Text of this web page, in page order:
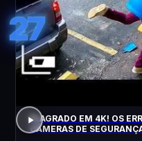
27
FLAGRADO EM 4K! OS
CÂMERAS DE